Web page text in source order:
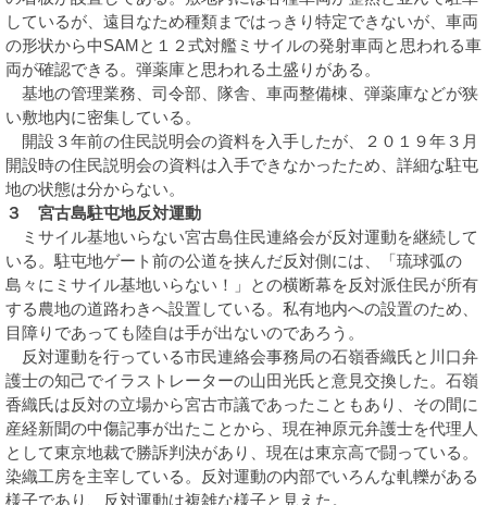
しているが、遠目なため種類まではっきり特定できないが、車両
の形状から中SAMと１２式対艦ミサイルの発射車両と思われる車
両が確認できる。弾薬庫と思われる土盛りがある。
基地の管理業務、司令部、隊舎、車両整備棟、弾薬庫などが狭
い敷地内に密集している。
開設３年前の住民説明会の資料を入手したが、２０１９年３月
開設時の住民説明会の資料は入手できなかったため、詳細な駐屯
地の状態は分からない。
３ 宮古島駐屯地反対運動
ミサイル基地いらない宮古島住民連絡会が反対運動を継続して
いる。駐屯地ゲート前の公道を挟んだ反対側には、「琉球弧の
島々にミサイル基地いらない！」との横断幕を反対派住民が所有
する農地の道路わきへ設置している。私有地内への設置のため、
目障りであっても陸自は手が出ないのであろう。
反対運動を行っている市民連絡会事務局の石嶺香織氏と川口弁
護士の知己でイラストレーターの山田光氏と意見交換した。石嶺
香織氏は反対の立場から宮古市議であったこともあり、その間に
産経新聞の中傷記事が出たことから、現在神原元弁護士を代理人
として東京地裁で勝訴判決があり、現在は東京高で闘っている。
染織工房を主宰している。反対運動の内部でいろんな軋轢がある
様子であり、反対運動は複雑な様子と見えた。